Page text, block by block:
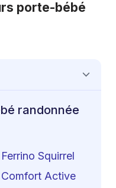
porte-bébé
randonnée
Squirrel
Active